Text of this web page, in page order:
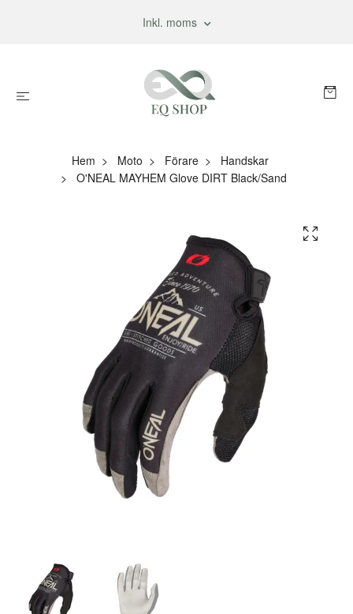
Inkl. moms
Hem Moto Förare
Handskar
O'NEAL MAYHEM Glove DIRT Black/Sand